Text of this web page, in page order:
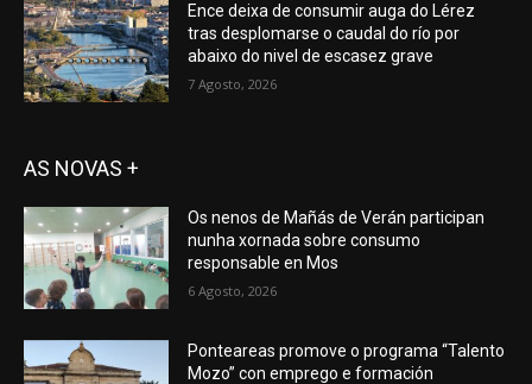
Ence deixa de consumir auga do Lérez
tras desplomarse o caudal do río por
abaixo do nivel de escasez grave
7 Agosto, 2026
AS NOVAS +
Os nenos de Mañás de Verán participan
nunha xornada sobre consumo
responsable en Mos
6 Agosto, 2026
Ponteareas promove o programa “Talento
Mozo” con emprego e formación